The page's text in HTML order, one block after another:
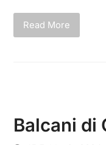
Read More
Balcani di